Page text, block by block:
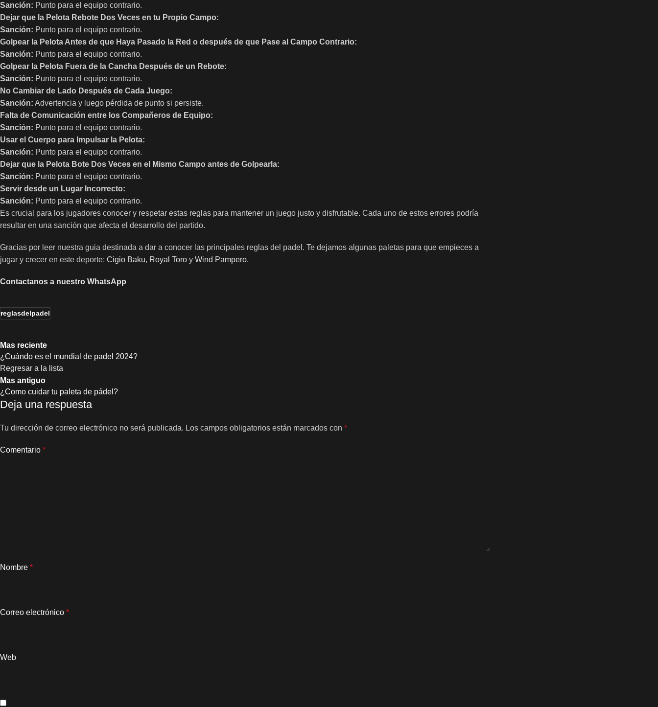
Sanción: Punto para el equipo contrario.
Dejar que la Pelota Rebote Dos Veces en tu Propio Campo:
Sanción: Punto para el equipo contrario.
Golpear la Pelota Antes de que Haya Pasado la Red o después de que Pase al Campo Contrario:
Sanción: Punto para el equipo contrario.
Golpear la Pelota Fuera de la Cancha Después de un Rebote:
Sanción: Punto para el equipo contrario.
No Cambiar de Lado Después de Cada Juego:
Sanción: Advertencia y luego pérdida de punto si persiste.
Falta de Comunicación entre los Compañeros de Equipo:
Sanción: Punto para el equipo contrario.
Usar el Cuerpo para Impulsar la Pelota:
Sanción: Punto para el equipo contrario.
Dejar que la Pelota Bote Dos Veces en el Mismo Campo antes de Golpearla:
Sanción: Punto para el equipo contrario.
Servir desde un Lugar Incorrecto:
Sanción: Punto para el equipo contrario.
Es crucial para los jugadores conocer y respetar estas reglas para mantener un juego justo y disfrutable. Cada uno de estos errores podría
resultar en una sanción que afecta el desarrollo del partido.
Gracias por leer nuestra guia destinada a dar a conocer las principales reglas del padel. Te dejamos algunas paletas para que empieces a
jugar y crecer en este deporte: Cigio Baku, Royal Toro y Wind Pampero.
Contactanos a nuestro WhatsApp
reglasdelpadel
Mas reciente
¿Cuándo es el mundial de padel 2024?
Regresar a la lista
Mas antiguo
¿Como cuidar tu paleta de pádel?
Deja una respuesta
Tu dirección de correo electrónico no será publicada. Los campos obligatorios están marcados con *
Comentario *
Nombre *
Correo electrónico *
Web